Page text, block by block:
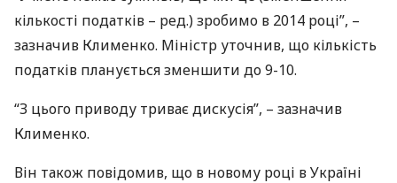
кількості податків – ред.) зробимо в 2014 році”, –
зазначив Клименко. Міністр уточнив, що кількість
податків планується зменшити до 9-10.
“З цього приводу триває дискусія”, – зазначив
Клименко.
Він також повідомив, що в новому році в Україні